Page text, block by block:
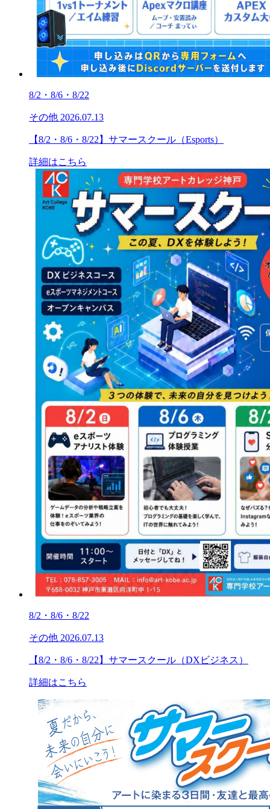
8/2・8/6・8/22
その他 2026.07.13
【8/2・8/6・8/22】サマースクール（Esports）
詳細はこちら
8/2・8/6・8/22
その他 2026.07.13
【8/2・8/6・8/22】サマースクール（DXビジネス）
詳細はこちら